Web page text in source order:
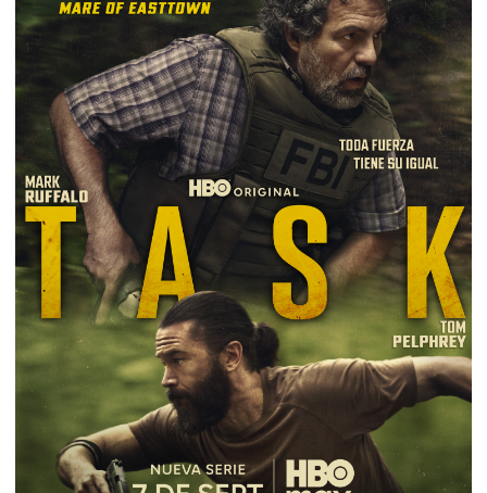
Ruffalo) lidera un grupo de trabajo para poner fin a
una serie de robos violentos liderados por un
desprevenido padre de familia (Tom Pelphrey).
Está protagonizada por Mark Ruffalo, Tom Pelphrey,
Emilia Jones, Jamie McShane, Sam Keeley, Thuso
Mbedu, Fabien Frankel. También se suman al
elenco Alison Oliver, Raúl Castillo, Silvia Dionicio,
Phoebe Fox y Martha Plimpton.
Es una serie del
creador/guionista/showrunner/productor ejecutivo
Brad Ingelsby. Director/productores ejecutivos
Jeremiah Zagar y Salli Richardson-Whitfield.
Productores ejecutivos Mark Roybal y Paul Lee para
wiip; Mark Ruffalo; David Crockett; Ron Schmidt.
Coproductores ejecutivos Nicole Jordan-Webber y